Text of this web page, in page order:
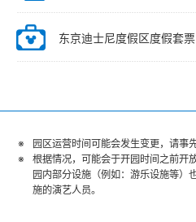
东京迪士尼度假区度假套票
园区运营时间可能会发生变更，请事
根据情况，可能会于开园时间之前开
园内部分设施（例如：游乐设施等）
施的演艺人员。